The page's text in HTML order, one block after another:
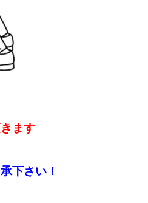
ます
下さい！